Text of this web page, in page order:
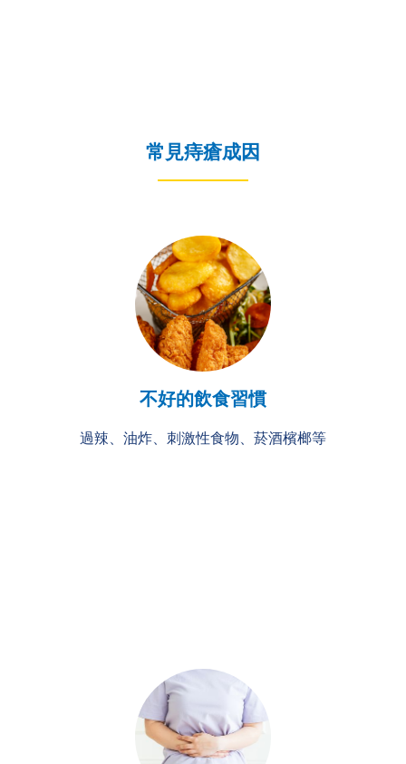
常見痔瘡成因
不好的飲食習慣
過辣、油炸、刺激性食物、菸酒檳榔等